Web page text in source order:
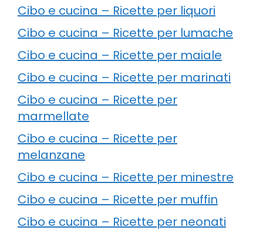
Cibo e cucina – Ricette per liquori
Cibo e cucina – Ricette per lumache
Cibo e cucina – Ricette per maiale
Cibo e cucina – Ricette per marinati
Cibo e cucina – Ricette per
marmellate
Cibo e cucina – Ricette per
melanzane
Cibo e cucina – Ricette per minestre
Cibo e cucina – Ricette per muffin
Cibo e cucina – Ricette per neonati